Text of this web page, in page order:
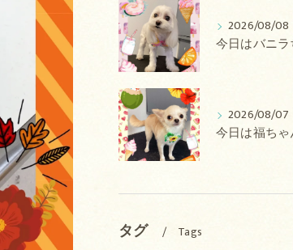
2026/08/08
2026/08/07
タグ Tags